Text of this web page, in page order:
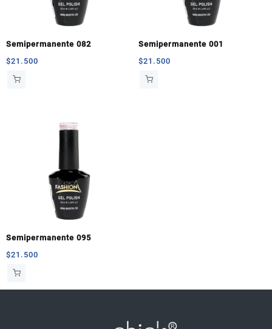
Semipermanente 082
$21.500
Semipermanente 001
$21.500
Semipermanente 095
$21.500